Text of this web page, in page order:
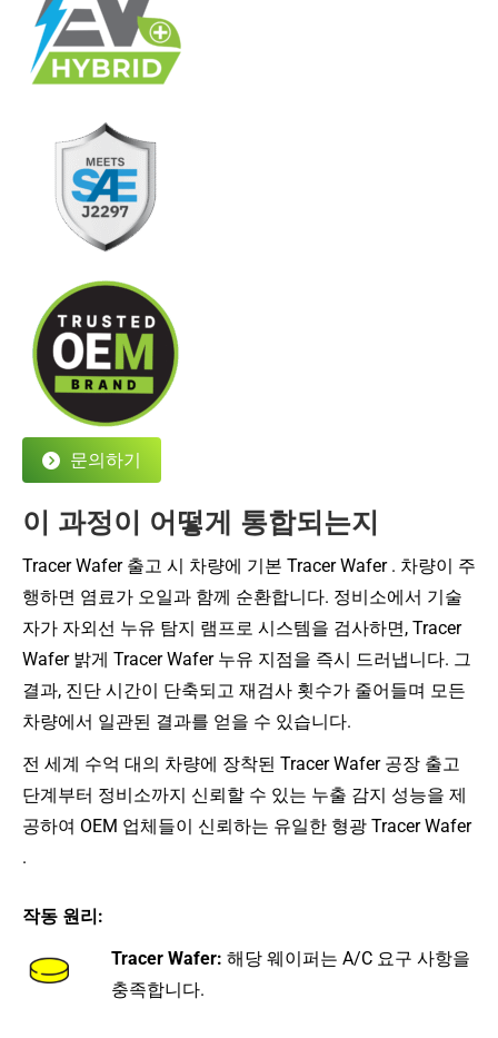
문의하기
이 과정이 어떻게 통합되는지
Tracer Wafer 출고 시 차량에 기본 Tracer Wafer . 차량이 주
행하면 염료가 오일과 함께 순환합니다. 정비소에서 기술
자가 자외선 누유 탐지 램프로 시스템을 검사하면, Tracer
Wafer 밝게 Tracer Wafer 누유 지점을 즉시 드러냅니다. 그
결과, 진단 시간이 단축되고 재검사 횟수가 줄어들며 모든
차량에서 일관된 결과를 얻을 수 있습니다.
전 세계 수억 대의 차량에 장착된 Tracer Wafer 공장 출고
단계부터 정비소까지 신뢰할 수 있는 누출 감지 성능을 제
공하여 OEM 업체들이 신뢰하는 유일한 형광 Tracer Wafer
.
작동 원리:
Tracer Wafer: 해당 웨이퍼는 A/C 요구 사항을
충족합니다.